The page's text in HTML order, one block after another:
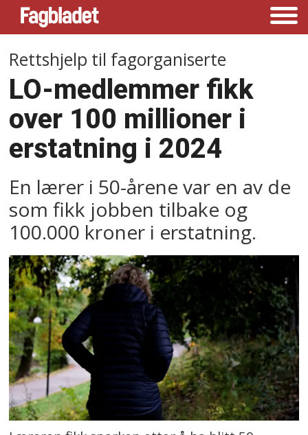
Rettshjelp til fagorganiserte
LO-medlemmer fikk
over 100 millioner i
erstatning i 2024
En lærer i 50-årene var en av de
som fikk jobben tilbake og
100.000 kroner i erstatning.